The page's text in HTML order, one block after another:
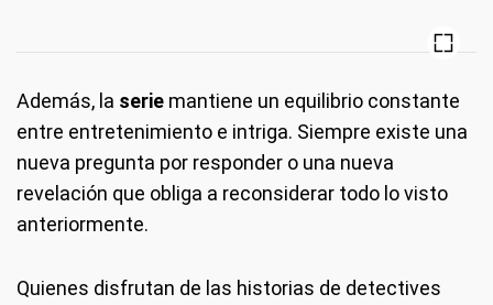
Además, la serie mantiene un equilibrio constante
entre entretenimiento e intriga. Siempre existe una
nueva pregunta por responder o una nueva
revelación que obliga a reconsiderar todo lo visto
anteriormente.
Quienes disfrutan de las historias de detectives